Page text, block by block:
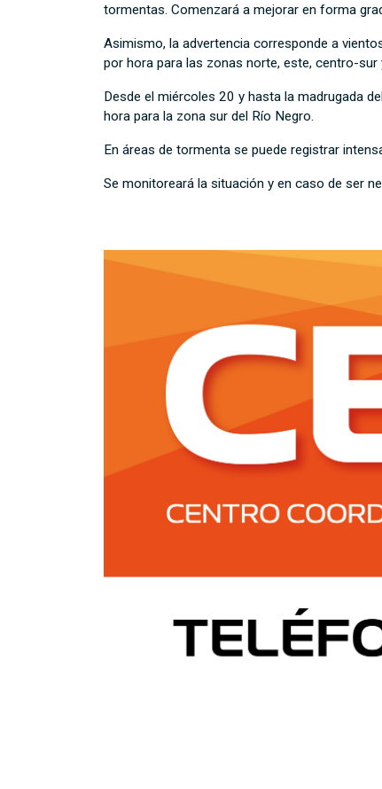
tormentas. Comenzará a mejorar en forma
Asimismo, la advertencia corresponde a
por hora para las zonas norte, este, centro-sur
Desde el miércoles 20 y hasta la madrugada
hora para la zona sur del Río Negro.
En áreas de tormenta se puede registrar
Se monitoreará la situación y en caso de ser